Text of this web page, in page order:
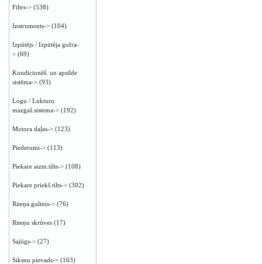
Filtrs-> (538)
Instruments-> (104)
Izpūtējs / Izpūtēja gofra-
> (69)
Kondicionēš. un apsilde
sistēma-> (93)
Logu / Lukturu
mazgaš.sistema-> (192)
Motora daļas-> (123)
Piederumi-> (113)
Piekare aizm.tilts-> (108)
Piekare priekš.tilts-> (302)
Riteņa gultnis-> (76)
Riteņu skrūves (17)
Sajūgs-> (27)
Siksnu pievads-> (163)